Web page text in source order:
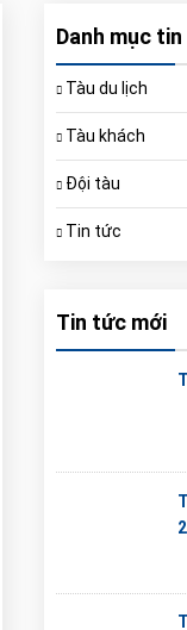
Danh mục
Tàu du lịch
Tàu khách
Đội tàu
Tin tức
Tin tức mới